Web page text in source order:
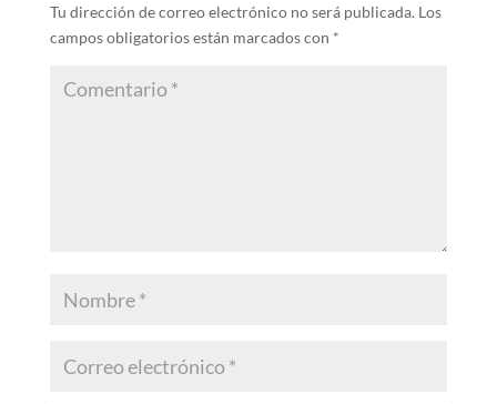
Tu dirección de correo electrónico no será publicada. Los
campos obligatorios están marcados con *